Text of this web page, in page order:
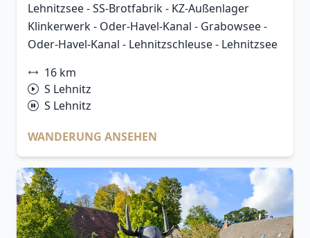
Lehnitzsee - SS-Brotfabrik - KZ-Außenlager
Klinkerwerk - Oder-Havel-Kanal - Grabowsee -
Oder-Havel-Kanal - Lehnitzschleuse - Lehnitzsee
16 km
S Lehnitz
S Lehnitz
WANDERUNG ANSEHEN